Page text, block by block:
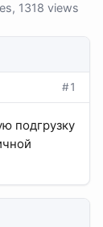
1318 views
#1
подгрузку